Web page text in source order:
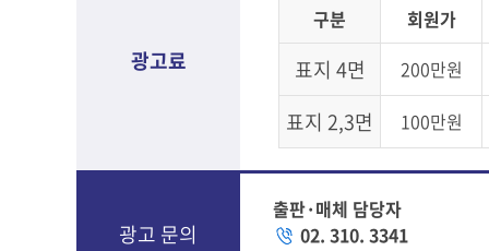
광고료
구분 회원가
표지 4면 200만원
표지 2,3면 100만원
광고 문의
출판·매체 담당자
02. 310. 3341